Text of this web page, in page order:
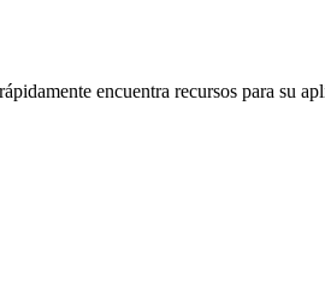
encuentra recursos para su